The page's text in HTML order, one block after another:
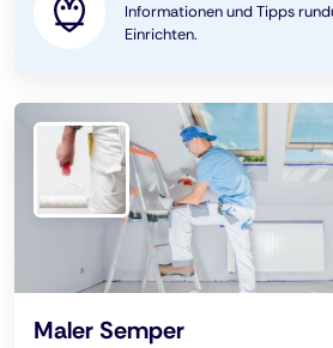
Informationen und Tipps
Einrichten.
Maler Semper